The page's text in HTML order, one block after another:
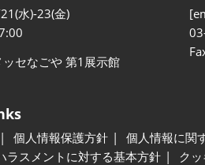
水)-23(金)
ッセなごや 第1展示館
個人情報保護方針 個人情報に関
ラスメントに対する基本方針
ク